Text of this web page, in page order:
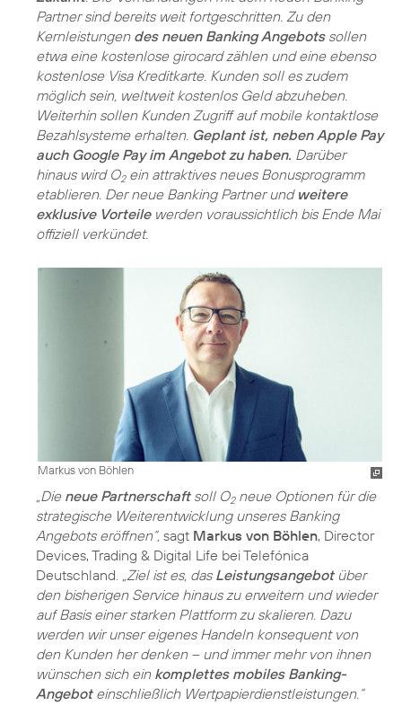
Partner sind bereits weit fortgeschritten. Zu den
Kernleistungen des neuen Banking Angebotssollen
etwa eine kostenlose girocard zählen und eine ebenso
kostenlose Visa Kreditkarte. Kunden soll es zudem
möglich sein, weltweit kostenlos Geld abzuheben.
Weiterhin sollen Kunden Zugriff auf mobile kontaktlose
Bezahlsysteme erhalten. Geplant ist, neben Apple Pay
auch Google Pay im Angebot zu haben. Darüber
hinaus wird O2ein attraktives neues Bonusprogramm
etablieren. Der neue Banking Partner und weitere
exklusive Vorteilewerden voraussichtlich bis Ende Mai
offiziell verkündet.
Markus von Böhlen
„Die neue Partnerschaftsoll O2neue Optionen für die
strategische Weiterentwicklung unseres Banking
Angebots eröffnen“, sagt Markus von Böhlen, Director
Devices, Trading & Digital Life bei Telefónica
Deutschland. „Ziel ist es, das Leistungsangebotüber
den bisherigen Service hinaus zu erweitern und wieder
auf Basis einer starken Plattform zu skalieren. Dazu
werden wir unser eigenes Handeln konsequent von
den Kunden her denken – und immer mehr von ihnen
wünschen sich ein komplettes mobiles Banking-
Angeboteinschließlich Wertpapierdienstleistungen.“